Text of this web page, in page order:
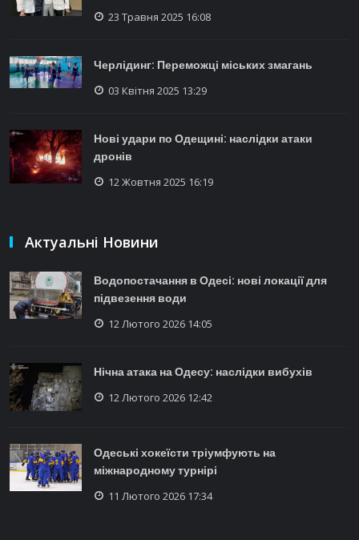
23 Травня 2025 16:08
Черлідинг: Переможці міських змагань
03 Квітня 2025 13:29
Нові удари по Одещині: наслідки атаки
дронів
12 Жовтня 2025 16:19
Актуальні Новини
Водопостачання в Одесі: нові локації для
підвезення води
12 Лютого 2026 14:05
Нічна атака на Одесу: наслідки вибухів
12 Лютого 2026 12:42
Одеські хокеїсти тріумфують на
міжнародному турнірі
11 Лютого 2026 17:34